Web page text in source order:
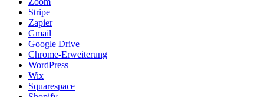
Stripe
Zapier
Gmail
Google Drive
Chrome-Erweiterung
WordPress
Wix
Squarespace